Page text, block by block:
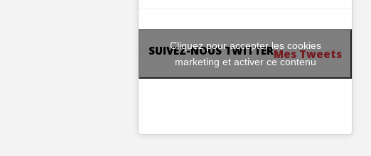
SUIVEZ-NOUS TWITTERMes Tweets
Cliquez pour accepter les cookies
marketing et activer ce contenu